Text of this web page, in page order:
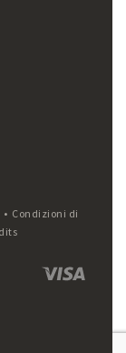
Condizioni di